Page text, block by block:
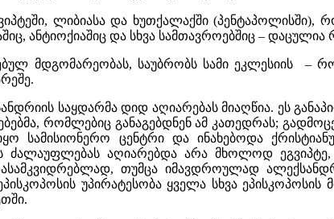
ლიბიასა და ხუთქალაქში
ანტიოქიაშიც და სხვა სამთავროებშიც –
მდგომარეობას, საუბრობს სამი ეკლესიის –
საყდარმა დიდ აღიარებას მიაღწია. ეს
რომლებიც განაგებდნენ ამ კათედრას;
სამისიონერო ცენტრი და ინახებოდა
ძალაუფლებას აღიარებდა არა მხოლოდ
თუმცა იმავდროულად
უპირატესობა ყველა სხვა